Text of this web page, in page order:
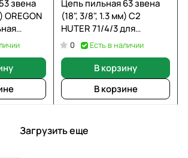
звена
OREGON
Цепь пильная 63 звена
(18", 3/8", 1.3 мм) С2
HUTER 71/4/3 для
ELS2400
0 Есть в наличии
В корзину
В корзине
Загрузить еще